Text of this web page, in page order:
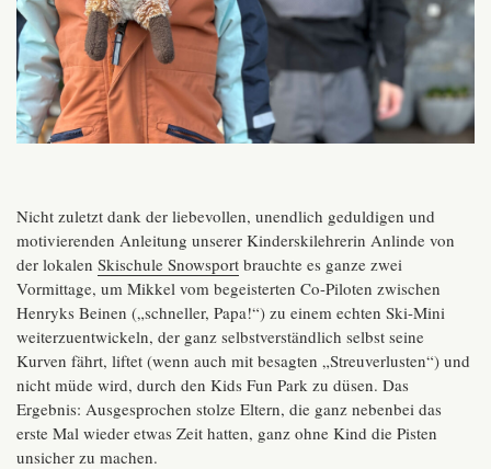
Nicht zuletzt dank der liebevollen, unendlich geduldigen und
motivierenden Anleitung unserer Kinderskilehrerin Anlinde von
der lokalen Skischule Snowsport brauchte es ganze zwei
Vormittage, um Mikkel vom begeisterten Co-Piloten zwischen
Henryks Beinen („schneller, Papa!“) zu einem echten Ski-Mini
weiterzuentwickeln, der ganz selbstverständlich selbst seine
Kurven fährt, liftet (wenn auch mit besagten „Streuverlusten“) und
nicht müde wird, durch den Kids Fun Park zu düsen. Das
Ergebnis: Ausgesprochen stolze Eltern, die ganz nebenbei das
erste Mal wieder etwas Zeit hatten, ganz ohne Kind die Pisten
unsicher zu machen.